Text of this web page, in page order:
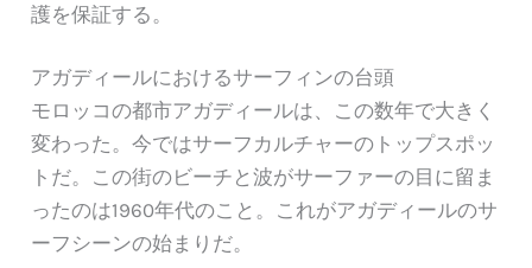
護を保証する。
アガディールにおけるサーフィンの台頭
モロッコの都市アガディールは、この数年で大きく
変わった。今ではサーフカルチャーのトップスポッ
トだ。この街のビーチと波がサーファーの目に留ま
ったのは1960年代のこと。これがアガディールのサ
ーフシーンの始まりだ。